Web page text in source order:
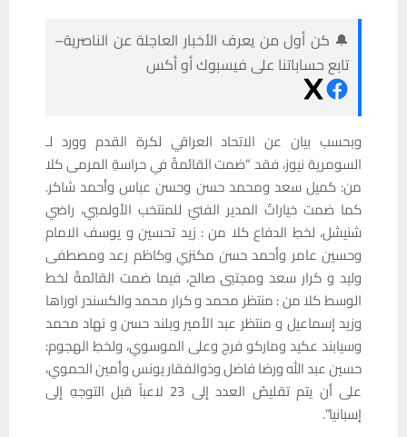
🔔 كن أول من يعرف الأخبار العاجلة عن الناصرية–
تابع حساباتنا على فيسبوك أو أكس
وبحسب بيان عن الاتحاد العراقي لكرة القدم وورد لـ
السومرية نيوز، فقد “ضمت القائمةُ في حراسةِ المرمى كلا
من: كميل سعد ومحمد حسن وحسن عباس وأحمد شاكر.
كما ضمت خياراتُ المدير الفنيّ للمنتخب الأولمبي، راضي
شنيشل، لخطِ الدفاع كلا من : زيد تحسين و يوسف الامام
وحسين عامر وأحمد حسن مكنزي وكاظم رعد ومصطفى
وليد و كرار سعد ومجتبى صالح، فيما ضمت القائمةُ لخط
الوسط كلا من : منتظر محمد و كرار محمد والكسندر اوراها
وزيد إسماعيل و منتظر عبد الأمير وبلند حسن و نهاد محمد
وسيابند عكيد وماركو فرج وعلى الموسوي، ولخطِ الهجوم:
حسين عبد الله ورضا فاضل وذوالفقار يونس وأمين الحموي،
على أن يتم تقليصُ العدد إلى 23 لاعباً قبل التوجهِ إلى
إسبانيا”.